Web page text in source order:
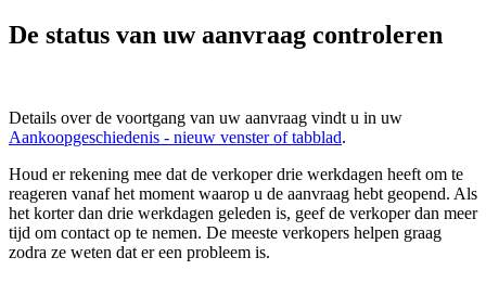
De status van uw aanvraag controleren
Details over de voortgang van uw aanvraag vindt u in uw
Aankoopgeschiedenis - nieuw venster of tabblad.
Houd er rekening mee dat de verkoper drie werkdagen heeft om te
reageren vanaf het moment waarop u de aanvraag hebt geopend. Als
het korter dan drie werkdagen geleden is, geef de verkoper dan meer
tijd om contact op te nemen. De meeste verkopers helpen graag
zodra ze weten dat er een probleem is.